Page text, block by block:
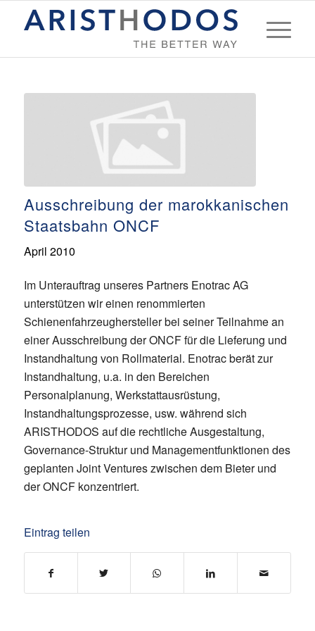
Ausschreibung der marokkanischen
Staatsbahn ONCF
April 2010
Im Unterauftrag unseres Partners Enotrac AG
unterstützen wir einen renommierten
Schienenfahrzeughersteller bei seiner Teilnahme an
einer Ausschreibung der ONCF für die Lieferung und
Instandhaltung von Rollmaterial. Enotrac berät zur
Instandhaltung, u.a. in den Bereichen
Personalplanung, Werkstattausrüstung,
Instandhaltungsprozesse, usw. während sich
ARISTHODOS auf die rechtliche Ausgestaltung,
Governance-Struktur und Managementfunktionen des
geplanten Joint Ventures zwischen dem Bieter und
der ONCF konzentriert.
Eintrag teilen